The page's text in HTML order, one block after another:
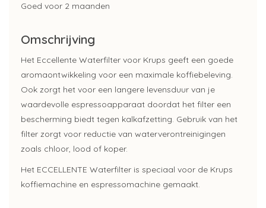
Goed voor 2 maanden
Omschrijving
Het Eccellente Waterfilter voor Krups geeft een goede
aromaontwikkeling voor een maximale koffiebeleving.
Ook zorgt het voor een langere levensduur van je
waardevolle espressoapparaat doordat het filter een
bescherming biedt tegen kalkafzetting. Gebruik van het
filter zorgt voor reductie van waterverontreinigingen
zoals chloor, lood of koper.
Het ECCELLENTE Waterfilter is speciaal voor de Krups
koffiemachine en espressomachine gemaakt.